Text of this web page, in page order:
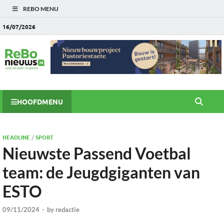
REBO MENU
16/07/2026
HOOFDMENU
HEADLINE/SPORT
Nieuwste Passend Voetbal
team: de Jeugdgiganten van
ESTO
09/11/2024 - by redactie